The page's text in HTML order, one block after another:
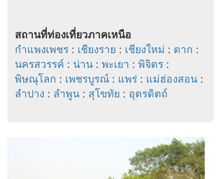
สถานที่ท่องเที่ยวภาคเหนือ
กำแพงเพชร : เชียงราย : เชียงใหม่ : ตาก :
นครสวรรค์ : น่าน : พะเยา : พิจิตร :
พิษณุโลก : เพชรบูรณ์ : แพร่ : แม่ฮ่องสอน :
ลำปาง : ลำพูน : สุโขทัย : อุตรดิตถ์